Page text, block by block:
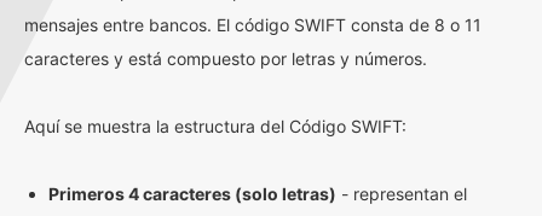
mensajes entre bancos. El código SWIFT consta de 8 o 11
caracteres y está compuesto por letras y números.
Aquí se muestra la estructura del Código SWIFT:
Primeros 4 caracteres (solo letras) - representan el